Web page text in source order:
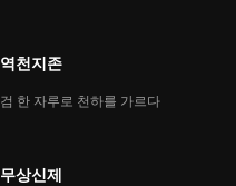
역천지존
검 한 자루로 천하를 가르다
무상신제